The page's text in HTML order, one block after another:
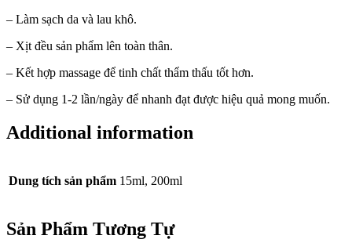
– Làm sạch da và lau khô.
– Xịt đều sản phẩm lên toàn thân.
– Kết hợp massage để tinh chất thẩm thấu tốt hơn.
– Sử dụng 1-2 lần/ngày để nhanh đạt được hiệu quả mong muốn.
Additional information
Dung tích sản phẩm 15ml, 200ml
Sản Phẩm Tương Tự